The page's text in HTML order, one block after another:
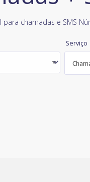
para chamadas e SMS
Serviço